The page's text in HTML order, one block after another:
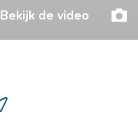
Bekijk de video